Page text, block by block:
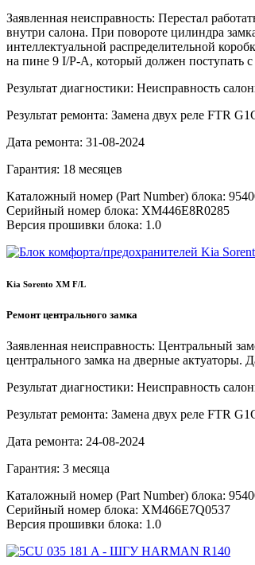
Заявленная неисправность: Перестал
внутри салона. При повороте цилиндра
интеллектуальной распределительной
на пине 9 I/P-A, который должен поступать
Результат диагностики: Неисправность
Результат ремонта: Замена двух реле FTR
Дата ремонта: 31-08-2024
Гарантия: 18 месяцев
Каталожный номер (Part Number) блока:
Серийный номер блока: XM446E8R0285
Версия прошивки блока: 1.0
Kia Sorento XM F/L
Ремонт центрального замка
Заявленная неисправность: Центральный
центрального замка на дверные актуаторы.
Результат диагностики: Неисправность
Результат ремонта: Замена двух реле FTR
Дата ремонта: 24-08-2024
Гарантия: 3 месяца
Каталожный номер (Part Number) блока:
Серийный номер блока: XM466E7Q0537
Версия прошивки блока: 1.0